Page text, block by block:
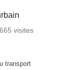
visites
transport